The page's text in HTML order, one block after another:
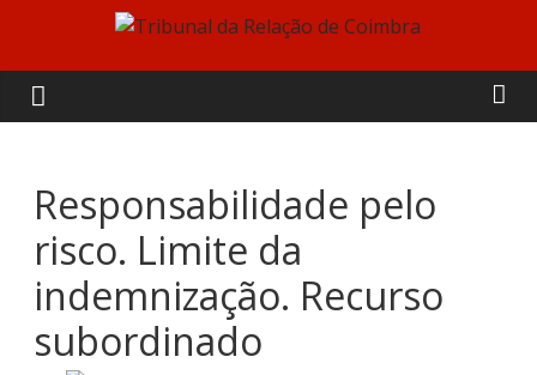
content
Tribunal
da
Relação
de
Coimbra
Responsabilidade pelo
risco. Limite da
indemnização. Recurso
subordinado